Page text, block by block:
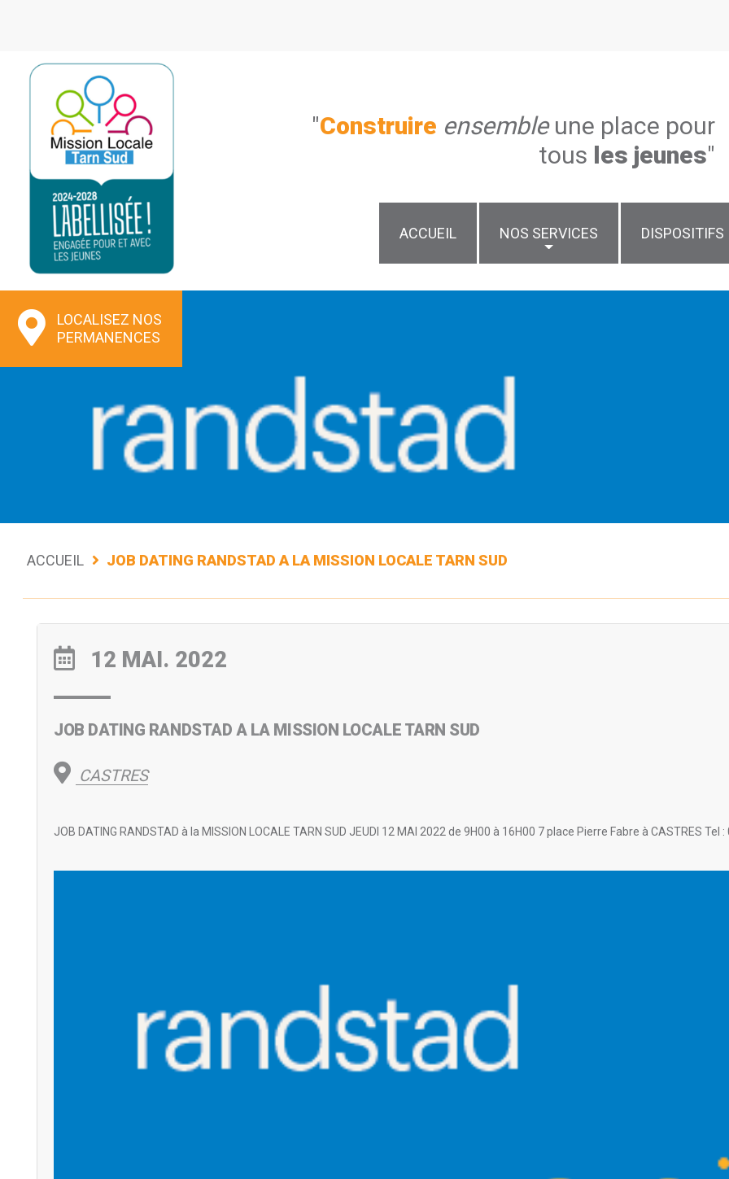
contenu
"Construire ensembleune place pour
tous les jeunes"
ACCUEIL NOS SERVICES DISPOSITIFS
LOCALISEZ NOS
PERMANENCES
ACCUEIL JOB DATING RANDSTAD A LA MISSION LOCALE TARN SUD
12 MAI. 2022
JOB DATING RANDSTAD A LA MISSION LOCALE TARN SUD
CASTRES
JOB DATING RANDSTAD à la MISSION LOCALE TARN SUD JEUDI 12 MAI 2022 de 9H00 à 16H00 7 place Pierre Fabre à CASTRES Tel